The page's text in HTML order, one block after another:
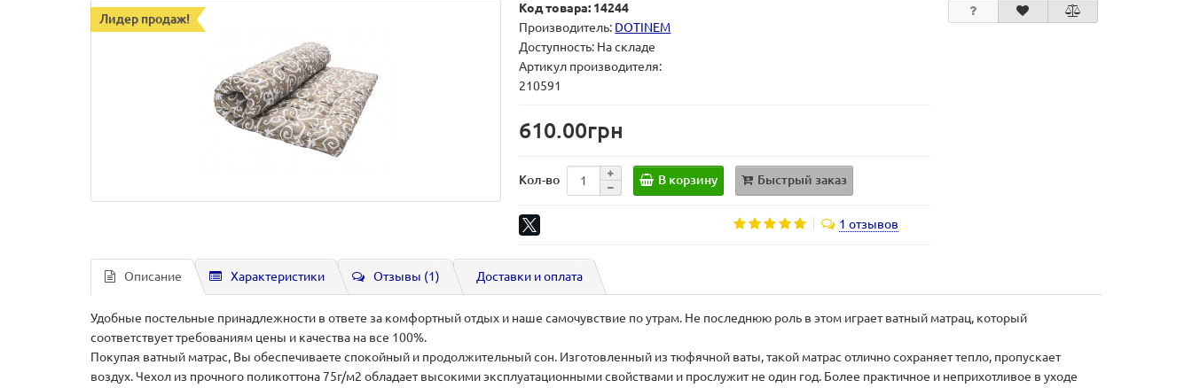
Лидер продаж!
Код товара: 14244
Производитель: DOTINEM
Доступность: На складе
Артикул производителя:
210591
610.00грн
Кол-во В корзину Быстрый заказ
1 отзывов
Описание Характеристики Отзывы (1) Доставки и оплата
Удобные постельные принадлежности в ответе за комфортный отдых и наше самочувствие по утрам. Не последнюю роль в этом играет ватный матрац, который
соответствует требованиям цены и качества на все 100%.
Покупая ватный матрас, Вы обеспечиваете спокойный и продолжительный сон. Изготовленный из тюфячной ваты, такой матрас отлично сохраняет тепло, пропускает
воздух. Чехол из прочного поликоттона 75г/м2 обладает высокими эксплуатационными свойствами и прослужит не один год. Более практичное и неприхотливое в уходе